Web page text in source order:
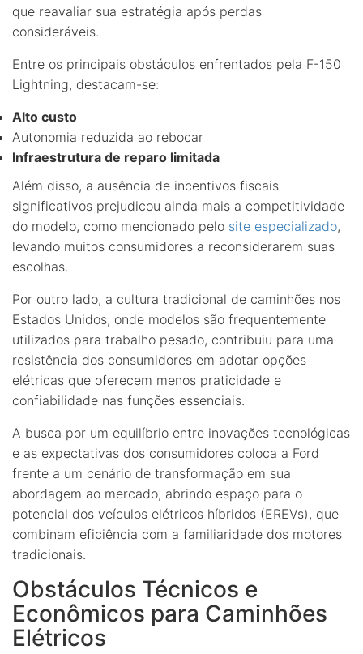
que reavaliar sua estratégia após perdas
consideráveis.
Entre os principais obstáculos enfrentados pela F-150
Lightning, destacam-se:
Alto custo
Autonomia reduzida ao rebocar
Infraestrutura de reparo limitada
Além disso, a ausência de incentivos fiscais
significativos prejudicou ainda mais a competitividade
do modelo, como mencionado pelo site especializado,
levando muitos consumidores a reconsiderarem suas
escolhas.
Por outro lado, a cultura tradicional de caminhões nos
Estados Unidos, onde modelos são frequentemente
utilizados para trabalho pesado, contribuiu para uma
resistência dos consumidores em adotar opções
elétricas que oferecem menos praticidade e
confiabilidade nas funções essenciais.
A busca por um equilíbrio entre inovações tecnológicas
e as expectativas dos consumidores coloca a Ford
frente a um cenário de transformação em sua
abordagem ao mercado, abrindo espaço para o
potencial dos veículos elétricos híbridos (EREVs), que
combinam eficiência com a familiaridade dos motores
tradicionais.
Obstáculos Técnicos e
Econômicos para Caminhões
Elétricos